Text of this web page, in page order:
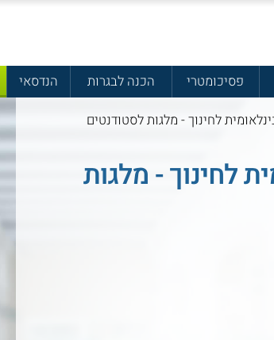
פסיכומטרי הכנה לבגרות הנדסאי
לחינוך - מלגות לסטודנטים
לחינוך - מלגות